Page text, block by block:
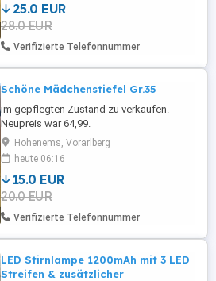
25.0 EUR
28.0 EUR
Verifizierte Telefonnummer
Schöne Mädchenstiefel Gr.35
im gepflegten Zustand zu verkaufen.
Neupreis war 64,99.
Hohenems, Vorarlberg
heute 06:16
15.0 EUR
20.0 EUR
Verifizierte Telefonnummer
LED Stirnlampe 1200mAh mit 3 LED
Streifen & zusätzlicher